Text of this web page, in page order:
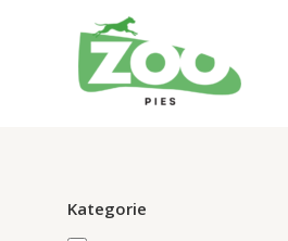
Kategorie